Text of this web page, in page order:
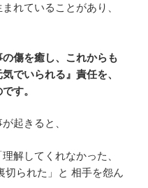
れていることがあり、
の傷を癒し、これからも
でいられる』責任を、
す。
起きると、
解してくれなかった、
切られた」と 相手を怨ん